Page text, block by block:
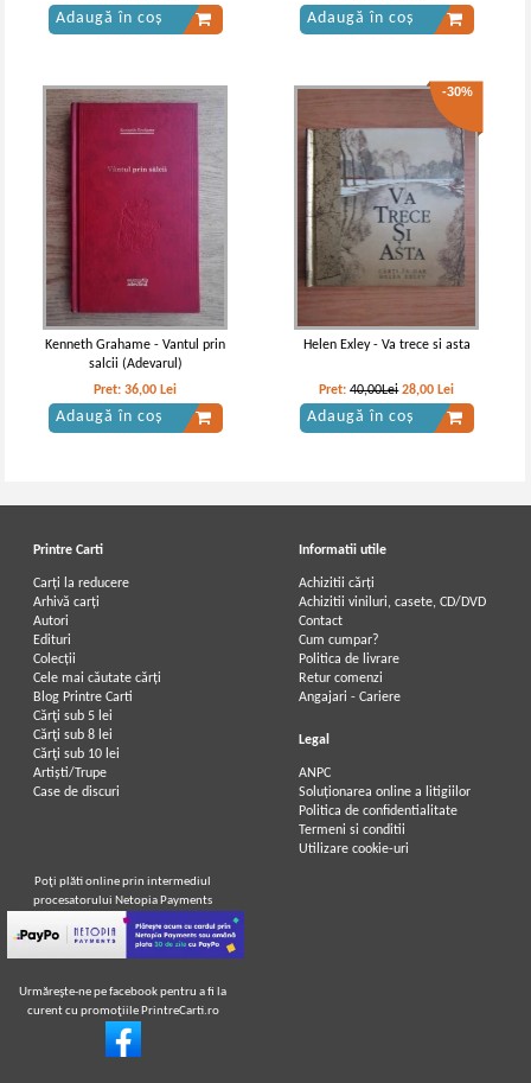
Adaugă în coș Adaugă în coș
Kenneth Grahame - Vantul prin
salcii (Adevarul)
Pret:36,00 Lei
Adaugă în coș
-30%
Helen Exley - Va trece si asta
Pret:40,00Lei 28,00 Lei
Adaugă în coș
Printre Carti
Carți la reducere
Arhivă carți
Autori
Edituri
Colecții
Cele mai căutate cărți
Blog Printre Carti
Cărţi sub 5 lei
Cărţi sub 8 lei
Cărţi sub 10 lei
Artiști/Trupe
Case de discuri
Informatii utile
Achizitii cărți
Achizitii viniluri, casete, CD/DVD
Contact
Cum cumpar?
Politica de livrare
Retur comenzi
Angajari - Cariere
Legal
ANPC
Soluționarea online a litigiilor
Politica de confidentialitate
Termeni si conditii
Utilizare cookie-uri
Poţi plăti online prin intermediul
procesatorului Netopia Payments
Urmăreşte-ne pe facebook pentru a fi la
curent cu promoţiile PrintreCarti.ro